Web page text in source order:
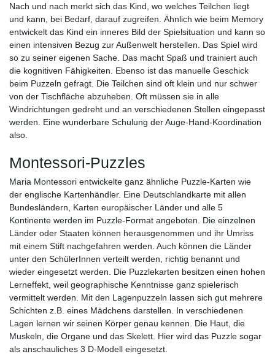
Nach und nach merkt sich das Kind, wo welches Teilchen liegt
und kann, bei Bedarf, darauf zugreifen. Ähnlich wie beim Memory
entwickelt das Kind ein inneres Bild der Spielsituation und kann so
einen intensiven Bezug zur Außenwelt herstellen. Das Spiel wird
so zu seiner eigenen Sache. Das macht Spaß und trainiert auch
die kognitiven Fähigkeiten. Ebenso ist das manuelle Geschick
beim Puzzeln gefragt. Die Teilchen sind oft klein und nur schwer
von der Tischfläche abzuheben. Oft müssen sie in alle
Windrichtungen gedreht und an verschiedenen Stellen eingepasst
werden. Eine wunderbare Schulung der Auge-Hand-Koordination
also.
Montessori-Puzzles
Maria Montessori entwickelte ganz ähnliche Puzzle-Karten wie
der englische Kartenhändler. Eine Deutschlandkarte mit allen
Bundesländern, Karten europäischer Länder und alle 5
Kontinente werden im Puzzle-Format angeboten. Die einzelnen
Länder oder Staaten können herausgenommen und ihr Umriss
mit einem Stift nachgefahren werden. Auch können die Länder
unter den SchülerInnen verteilt werden, richtig benannt und
wieder eingesetzt werden. Die Puzzlekarten besitzen einen hohen
Lerneffekt, weil geographische Kenntnisse ganz spielerisch
vermittelt werden. Mit den Lagenpuzzeln lassen sich gut mehrere
Schichten z.B. eines Mädchens darstellen. In verschiedenen
Lagen lernen wir seinen Körper genau kennen. Die Haut, die
Muskeln, die Organe und das Skelett. Hier wird das Puzzle sogar
als anschauliches 3 D-Modell eingesetzt.